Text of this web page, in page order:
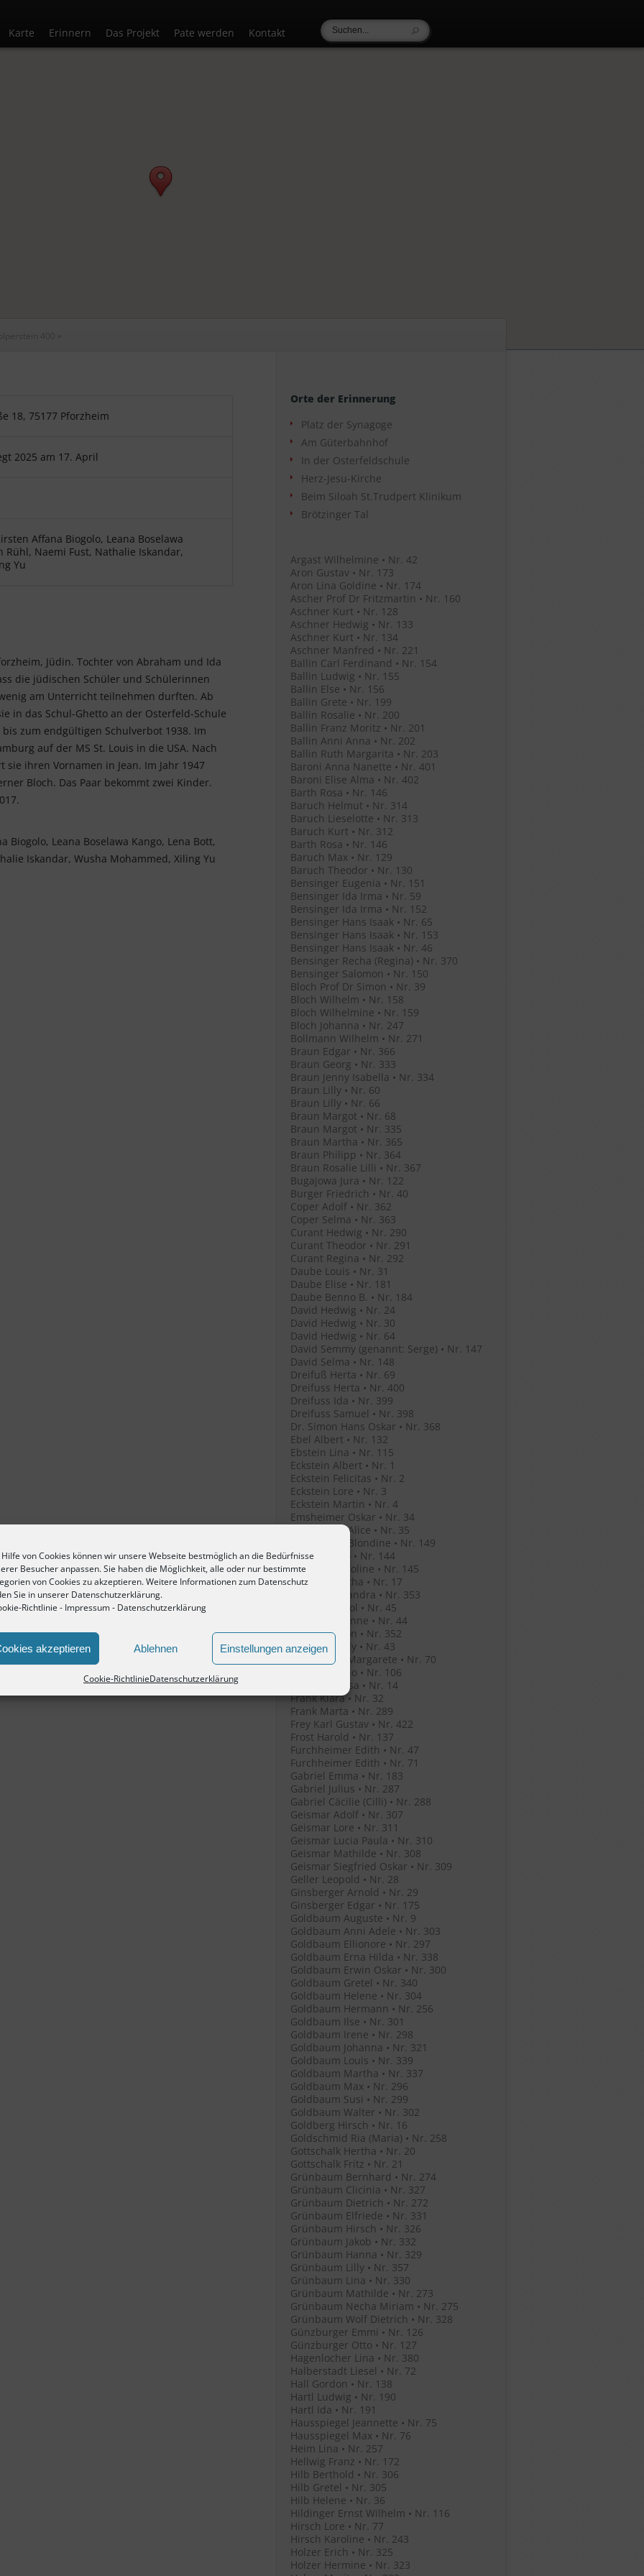
von Cookies können wir unsere Webseite bestmöglich an die Bedürfnisse
Besucher anpassen. Sie haben die Möglichkeit, alle oder nur bestimmte
von Cookies zu akzeptieren. Weitere Informationen zum Datenschutz
Sie in unserer Datenschutzerklärung.
Richtlinie - Impressum- Datenschutzerklärung
akzeptieren Ablehnen Einstellungen anzeigen
Cookie-RichtlinieDatenschutzerklärung
Karte Erinnern Das Projekt Pate werden Kontakt
400 »
18, 75177 Pforzheim
2025 am 17. April
Affana Biogolo, Leana Boselawa
Rühl, Naemi Fust, Nathalie Iskandar,
Yu
Jüdin. Tochter von Abraham und Ida
die jüdischen Schüler und Schülerinnen
am Unterricht teilnehmen durften. Ab
in das Schul-Ghetto an der Osterfeld-Schule
zum endgültigen Schulverbot 1938. Im
auf der MS St. Louis in die USA. Nach
ihren Vornamen in Jean. Im Jahr 1947
Bloch. Das Paar bekommt zwei Kinder.
Biogolo, Leana Boselawa Kango, Lena Bott,
Iskandar, Wusha Mohammed, Xiling Yu
Orte der Erinnerung
Platz der Synagoge
Am Güterbahnhof
In der Osterfeldschule
Herz-Jesu-Kirche
Beim Siloah St.Trudpert Klinikum
Brötzinger Tal
Argast Wilhelmine • Nr. 42
Aron Gustav • Nr. 173
Aron Lina Goldine • Nr. 174
Ascher Prof Dr Fritzmartin • Nr. 160
Aschner Kurt • Nr. 128
Aschner Hedwig • Nr. 133
Aschner Kurt • Nr. 134
Aschner Manfred • Nr. 221
Ballin Carl Ferdinand • Nr. 154
Ballin Ludwig • Nr. 155
Ballin Else • Nr. 156
Ballin Grete • Nr. 199
Ballin Rosalie • Nr. 200
Ballin Franz Moritz • Nr. 201
Ballin Anni Anna • Nr. 202
Ballin Ruth Margarita • Nr. 203
Baroni Anna Nanette • Nr. 401
Baroni Elise Alma • Nr. 402
Barth Rosa • Nr. 146
Baruch Helmut • Nr. 314
Baruch Lieselotte • Nr. 313
Baruch Kurt • Nr. 312
Barth Rosa • Nr. 146
Baruch Max • Nr. 129
Baruch Theodor • Nr. 130
Bensinger Eugenia • Nr. 151
Bensinger Ida Irma • Nr. 59
Bensinger Ida Irma • Nr. 152
Bensinger Hans Isaak • Nr. 65
Bensinger Hans Isaak • Nr. 153
Bensinger Hans Isaak • Nr. 46
Bensinger Recha (Regina) • Nr. 370
Bensinger Salomon • Nr. 150
Bloch Prof Dr Simon • Nr. 39
Bloch Wilhelm • Nr. 158
Bloch Wilhelmine • Nr. 159
Bloch Johanna • Nr. 247
Bollmann Wilhelm • Nr. 271
Braun Edgar • Nr. 366
Braun Georg • Nr. 333
Braun Jenny Isabella • Nr. 334
Braun Lilly • Nr. 60
Braun Lilly • Nr. 66
Braun Margot • Nr. 68
Braun Margot • Nr. 335
Braun Martha • Nr. 365
Braun Philipp • Nr. 364
Braun Rosalie Lilli • Nr. 367
Bugajowa Jura • Nr. 122
Burger Friedrich • Nr. 40
Coper Adolf • Nr. 362
Coper Selma • Nr. 363
Curant Hedwig • Nr. 290
Curant Theodor • Nr. 291
Curant Regina • Nr. 292
Daube Louis • Nr. 31
Daube Elise • Nr. 181
Daube Benno B. • Nr. 184
David Hedwig • Nr. 24
David Hedwig • Nr. 30
David Hedwig • Nr. 64
David Semmy (genannt: Serge) • Nr. 147
David Selma • Nr. 148
Dreifuß Herta • Nr. 69
Dreifuss Herta • Nr. 400
Dreifuss Ida • Nr. 399
Dreifuss Samuel • Nr. 398
Dr. Simon Hans Oskar • Nr. 368
Ebel Albert • Nr. 132
Ebstein Lina • Nr. 115
Eckstein Albert • Nr. 1
Eckstein Felicitas • Nr. 2
Eckstein Lore • Nr. 3
Eckstein Martin • Nr. 4
Emsheimer Oskar • Nr. 34
Emsheimer Alice • Nr. 35
Emsheimer Blondine • Nr. 149
Erlanger Leo • Nr. 144
Erlanger Karoline • Nr. 145
Fetterer Bertha • Nr. 17
Filenko Alexandra • Nr. 353
Filenko Anatol • Nr. 45
Filenko Jeleanne • Nr. 44
Filenko Simon • Nr. 352
Filenko Witaly • Nr. 43
Fischer Eva Margarete • Nr. 70
Fischer Bruno • Nr. 106
Fleischer Rosa • Nr. 14
Frank Klara • Nr. 32
Frank Marta • Nr. 289
Frey Karl Gustav • Nr. 422
Frost Harold • Nr. 137
Furchheimer Edith • Nr. 47
Furchheimer Edith • Nr. 71
Gabriel Emma • Nr. 183
Gabriel Julius • Nr. 287
Gabriel Cäcilie (Cilli) • Nr. 288
Geismar Adolf • Nr. 307
Geismar Lore • Nr. 311
Geismar Lucia Paula • Nr. 310
Geismar Mathilde • Nr. 308
Geismar Siegfried Oskar • Nr. 309
Geller Leopold • Nr. 28
Ginsberger Arnold • Nr. 29
Ginsberger Edgar • Nr. 175
Goldbaum Auguste • Nr. 9
Goldbaum Anni Adele • Nr. 303
Goldbaum Ellionore • Nr. 297
Goldbaum Erna Hilda • Nr. 338
Goldbaum Erwin Oskar • Nr. 300
Goldbaum Gretel • Nr. 340
Goldbaum Helene • Nr. 304
Goldbaum Hermann • Nr. 256
Goldbaum Ilse • Nr. 301
Goldbaum Irene • Nr. 298
Goldbaum Johanna • Nr. 321
Goldbaum Louis • Nr. 339
Goldbaum Martha • Nr. 337
Goldbaum Max • Nr. 296
Goldbaum Susi • Nr. 299
Goldbaum Walter • Nr. 302
Goldberg Hirsch • Nr. 16
Goldschmid Ria (Maria) • Nr. 258
Gottschalk Hertha • Nr. 20
Gottschalk Fritz • Nr. 21
Grünbaum Bernhard • Nr. 274
Grünbaum Clicinia • Nr. 327
Grünbaum Dietrich • Nr. 272
Grünbaum Elfriede • Nr. 331
Grünbaum Hirsch • Nr. 326
Grünbaum Jakob • Nr. 332
Grünbaum Hanna • Nr. 329
Grünbaum Lilly • Nr. 357
Grünbaum Lina • Nr. 330
Grünbaum Mathilde • Nr. 273
Grünbaum Necha Miriam • Nr. 275
Grünbaum Wolf Dietrich • Nr. 328
Günzburger Emmi • Nr. 126
Günzburger Otto • Nr. 127
Hagenlocher Lina • Nr. 380
Halberstadt Liesel • Nr. 72
Hall Gordon • Nr. 138
Hartl Ludwig • Nr. 190
Hartl Ida • Nr. 191
Hausspiegel Jeannette • Nr. 75
Hausspiegel Max • Nr. 76
Heim Lina • Nr. 257
Hellwig Franz • Nr. 172
Hilb Berthold • Nr. 306
Hilb Gretel • Nr. 305
Hilb Helene • Nr. 36
Hildinger Ernst Wilhelm • Nr. 116
Hirsch Lore • Nr. 77
Hirsch Karoline • Nr. 243
Holzer Erich • Nr. 325
Holzer Hermine • Nr. 323